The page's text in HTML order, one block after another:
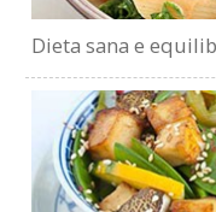
Dieta sana e